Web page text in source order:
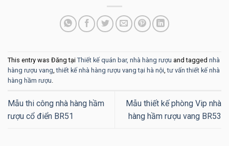
This entry was Đăng tại Thiết kế quán bar, nhà hàng rượu and tagged nhà
hàng rượu vang,thiết kế nhà hàng rượu vang tại hà nội,tư vấn thiết kế nhà
hàng hầm rượu.
Mẫu thi công nhà hàng hầm
rượu cổ điển BR51
Mẫu thiết kế phòng Vip nhà
hàng hầm rượu vang BR53